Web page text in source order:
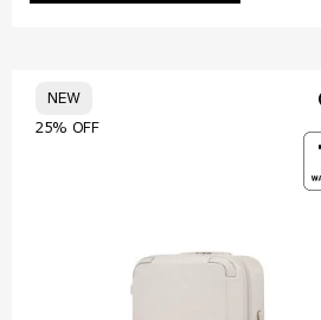
25% OFF
NEW